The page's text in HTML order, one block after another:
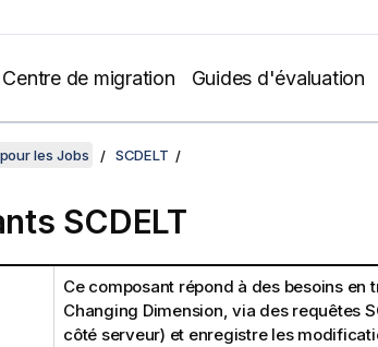
Centre de migration Guides d'évaluation
les Jobs SCDELT
SCDELT
Ce composant répond à des besoins en
Changing Dimension, via des requêtes
côté serveur) et enregistre les